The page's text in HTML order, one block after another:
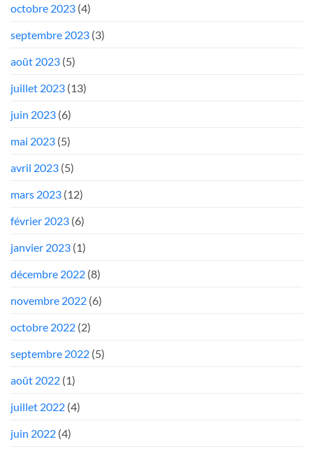
octobre 2023 (4)
septembre 2023 (3)
août 2023 (5)
juillet 2023 (13)
juin 2023 (6)
mai 2023 (5)
avril 2023 (5)
mars 2023 (12)
février 2023 (6)
janvier 2023 (1)
décembre 2022 (8)
novembre 2022 (6)
octobre 2022 (2)
septembre 2022 (5)
août 2022 (1)
juillet 2022 (4)
juin 2022 (4)